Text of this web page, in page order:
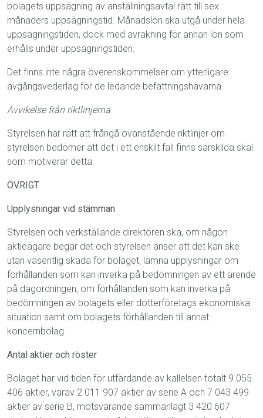
bolagets uppsägning av anställningsavtal rätt till sex
månaders uppsägningstid. Månadslön ska utgå under hela
uppsägningstiden, dock med avräkning för annan lön som
erhålls under uppsägningstiden.
Det finns inte några överenskommelser om ytterligare
avgångsvederlag för de ledande befattningshavarna.
Avvikelse från riktlinjerna
Styrelsen har rätt att frångå ovanstående riktlinjer om
styrelsen bedömer att det i ett enskilt fall finns särskilda skäl
som motiverar detta.
ÖVRIGT
Upplysningar vid stämman
Styrelsen och verkställande direktören ska, om någon
aktieägare begär det och styrelsen anser att det kan ske
utan väsentlig skada för bolaget, lämna upplysningar om
förhållanden som kan inverka på bedömningen av ett ärende
på dagordningen, om förhållanden som kan inverka på
bedömningen av bolagets eller dotterföretags ekonomiska
situation samt om bolagets förhållan­den till annat
koncernbolag.
Antal aktier och röster
Bolaget har vid tiden för utfärdande av kallelsen totalt 9 055
406 aktier, varav 2 011 907 aktier av serie A och 7 043 499
aktier av serie B, motsvarande sammanlagt 3 420 607